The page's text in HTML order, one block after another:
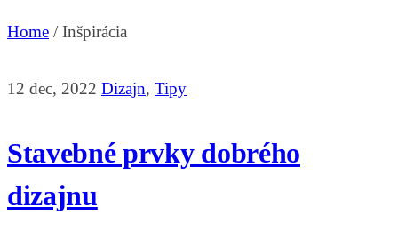
Home / Inšpirácia
12 dec, 2022 Dizajn, Tipy
Stavebné prvky dobrého
dizajnu